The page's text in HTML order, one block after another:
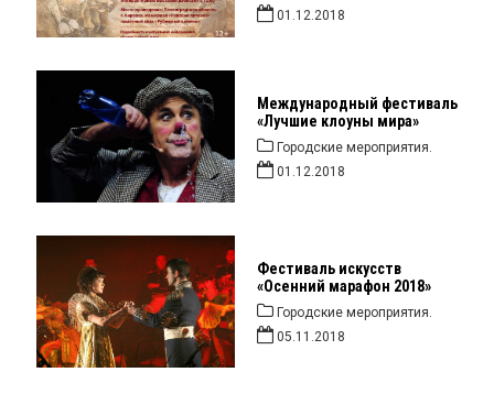
01.12.2018
Международный фестиваль
«Лучшие клоуны мира»
Городские мероприятия.
01.12.2018
Фестиваль искусств
«Осенний марафон 2018»
Городские мероприятия.
05.11.2018